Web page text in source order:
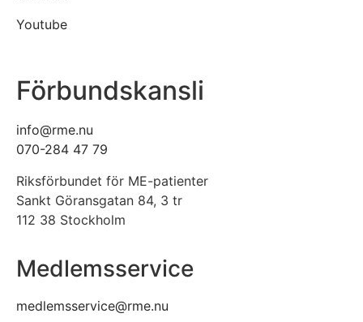
Youtube
Förbundskansli
info@rme.nu
070-284 47 79
Riksförbundet för ME-patienter
Sankt Göransgatan 84, 3 tr
112 38 Stockholm
Medlemsservice
medlemsservice@rme.nu